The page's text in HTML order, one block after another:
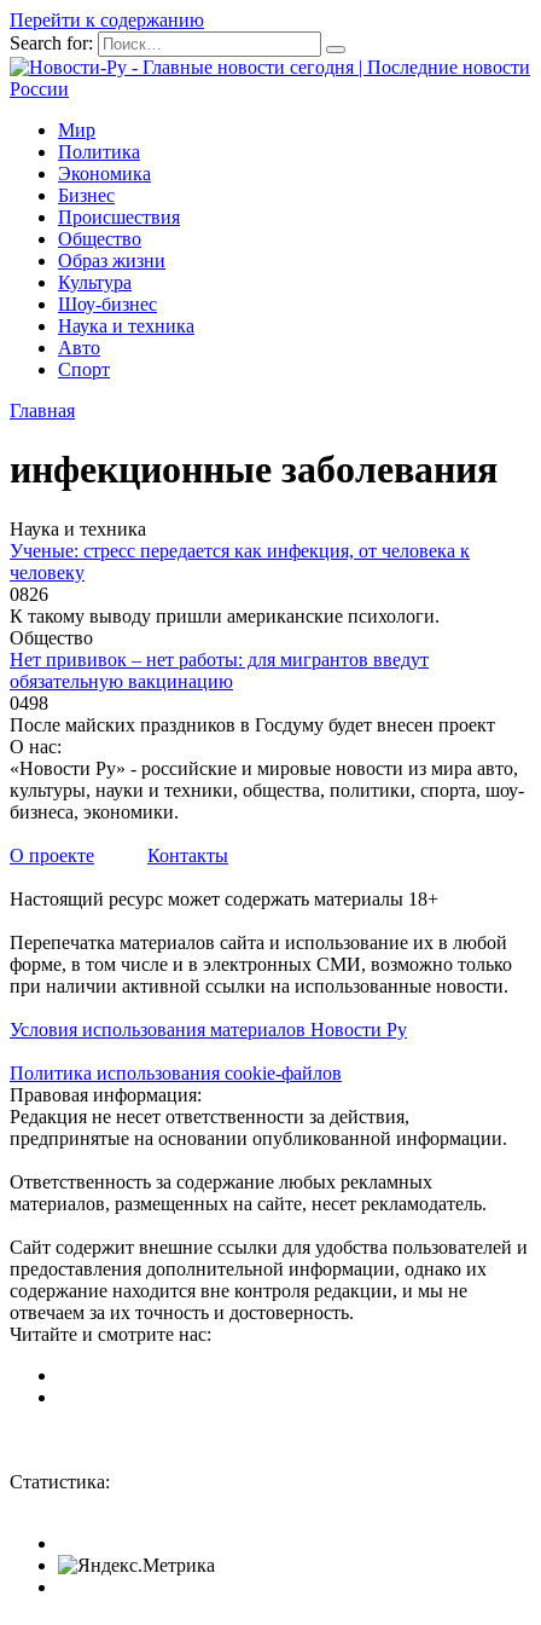
Перейти к содержанию
Search for:
Мир
Политика
Экономика
Бизнес
Происшествия
Общество
Образ жизни
Культура
Шоу-бизнес
Наука и техника
Авто
Спорт
Главная
инфекционные заболевания
Наука и техника
Ученые: стресс передается как инфекция, от человека к
человеку
0826
К такому выводу пришли американские психологи.
Общество
Нет прививок – нет работы: для мигрантов введут
обязательную вакцинацию
0498
После майских праздников в Госдуму будет внесен проект
О нас:
«Новости Ру» - российские и мировые новости из мира авто,
культуры, науки и техники, общества, политики, спорта, шоу-
бизнеса, экономики.
О проекте Контакты
Настоящий ресурс может содержать материалы 18+
Перепечатка материалов сайта и использование их в любой
форме, в том числе и в электронных СМИ, возможно только
при наличии активной ссылки на использованные новости.
Условия использования материалов Новости Ру
Политика использования cookie-файлов
Правовая информация:
Редакция не несет ответственности за действия,
предпринятые на основании опубликованной информации.
Ответственность за содержание любых рекламных
материалов, размещенных на сайте, несет рекламодатель.
Сайт содержит внешние ссылки для удобства пользователей и
предоставления дополнительной информации, однако их
содержание находится вне контроля редакции, и мы не
отвечаем за их точность и достоверность.
Читайте и смотрите нас:
Статистика: